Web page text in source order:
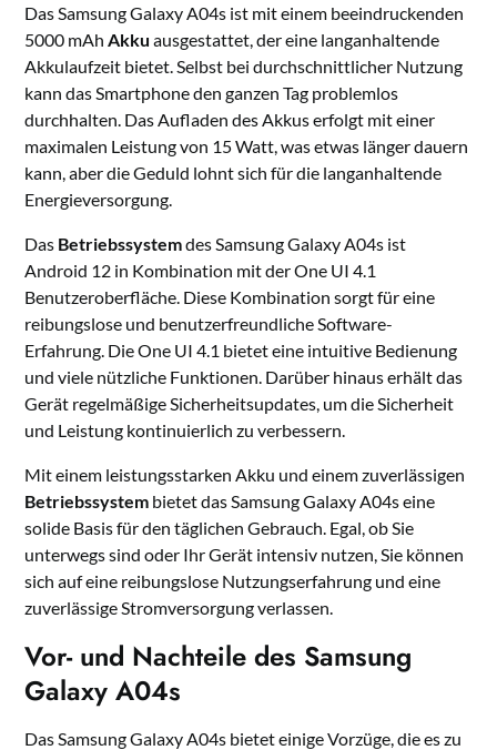
Das Samsung Galaxy A04s ist mit einem beeindruckenden
5000 mAhAkku ausgestattet, der eine langanhaltende
Akkulaufzeit bietet. Selbst bei durchschnittlicher Nutzung
kann das Smartphone den ganzen Tag problemlos
durchhalten. Das Aufladen des Akkus erfolgt mit einer
maximalen Leistung von 15 Watt, was etwas länger dauern
kann, aber die Geduld lohnt sich für die langanhaltende
Energieversorgung.
Das Betriebssystemdes Samsung Galaxy A04s ist
Android 12 in Kombination mit der One UI 4.1
Benutzeroberfläche. Diese Kombination sorgt für eine
reibungslose und benutzerfreundliche Software-
Erfahrung. Die One UI 4.1 bietet eine intuitive Bedienung
und viele nützliche Funktionen. Darüber hinaus erhält das
Gerät regelmäßige Sicherheitsupdates, um die Sicherheit
und Leistung kontinuierlich zu verbessern.
Mit einem leistungsstarken Akku und einem zuverlässigen
Betriebssystem bietet das Samsung Galaxy A04s eine
solide Basis für den täglichen Gebrauch. Egal, ob Sie
unterwegs sind oder Ihr Gerät intensiv nutzen, Sie können
sich auf eine reibungslose Nutzungserfahrung und eine
zuverlässige Stromversorgung verlassen.
Vor- und Nachteile des Samsung
Galaxy A04s
Das Samsung Galaxy A04s bietet einige Vorzüge, die es zu